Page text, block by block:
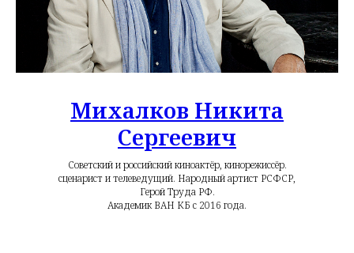
Михалков Никита
Сергеевич
Советский и российский киноактёр, кинорежиссёр.
сценарист и телеведущий. Народный артист РСФСР,
Герой Труда РФ.
Академик ВАН КБ с 2016 года.